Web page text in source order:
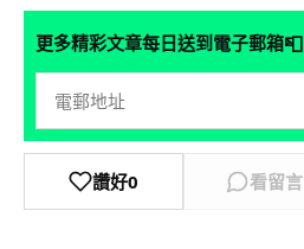
更多精彩文章每日送到電子郵箱📮
讚好0 看留言